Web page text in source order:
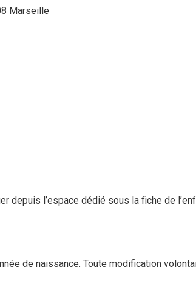
Marseille
depuis l’espace dédié sous la fiche de
de naissance. Toute modification